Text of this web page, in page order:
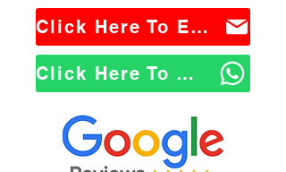
Click Here To Email Us
Click Here To WhatsApp Us